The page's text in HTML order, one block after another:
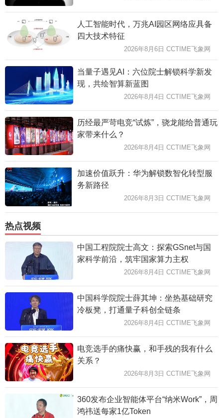
人工智能时代，万兆AI园区网络应具备
四大技术特征
2026年8月6日 CCTIME飞象网
当量子遇见AI：六位院士解锁科学新发
现，共绘智算新蓝图
2026年8月4日 CCTIME飞象网
历经最严苛电竞“试炼”，骁龙能给普通玩
家带来什么？
2026年8月4日 CCTIME飞象网
加速价值跃升：华为解锁数智化转型服
务新路径
2026年8月3日 CCTIME飞象网
热点视频
中国工程院院士高文：探索GSnet与国
家科学前沿，筑牢国家算力主权
2026年8月4日 CCTIME飞象网
中国科学院院士薛其坤：坐热基础研究
冷板凳，打通量子科创全链条
2026年8月4日 CCTIME飞象网
电竞选手的痛快赢，和手残的我有什么
关系？
2026年8月3日 CCTIME飞象网
360发布企业智能体平台“纳米Work”，周
鸿祎送每家1亿Token